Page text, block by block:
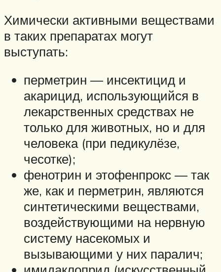
Химически активными веществами
в таких препаратах могут
выступать:
перметрин — инсектицид и
акарицид, использующийся в
лекарственных средствах не
только для животных, но и для
человека (при педикулёзе,
чесотке);
фенотрин и этофенпрокс — так
же, как и перметрин, являются
синтетическими веществами,
воздействующими на нервную
систему насекомых и
вызывающими у них паралич;